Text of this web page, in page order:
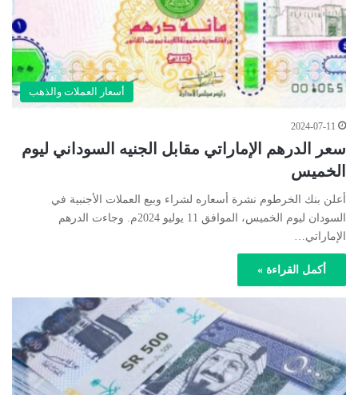
أسعار العملات والذهب
2024-07-11
سعر الدرهم الإماراتي مقابل الجنيه السوداني ليوم
الخميس
أعلن بنك الخرطوم نشرة أسعاره لشراء وبيع العملات الأجنبية في
السودان ليوم الخميس، الموافق 11 يوليو 2024م. وجاءت الدرهم
الإماراتي…
أكمل القراءة »